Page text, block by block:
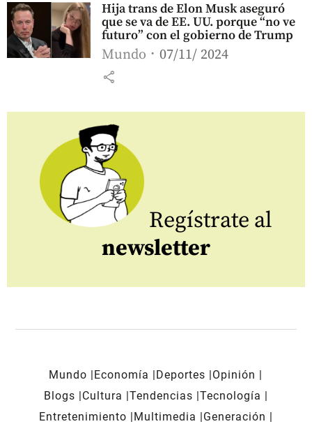
Hija trans de Elon Musk aseguró
que se va de EE. UU. porque “no ve
futuro” con el gobierno de Trump
Mundo 07/11/ 2024
share
Regístrate al
newsletter
Mundo Economía Deportes
Opinión
Blogs
Cultura Tendencias Tecnología
Entretenimiento
Multimedia
Generación